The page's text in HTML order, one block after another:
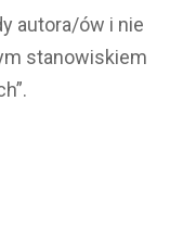
autora/ów i nie
stanowiskiem